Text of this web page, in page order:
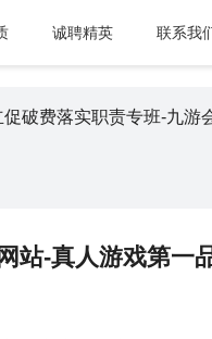
诚聘精英 联系我
破费落实职责专班-九游
站-真人游戏第一